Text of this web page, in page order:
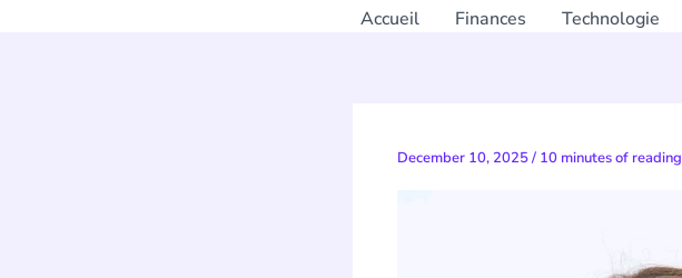
Accueil Finances Technologie
December 10, 2025/ 10 minutes of reading